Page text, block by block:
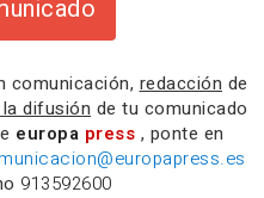
comunicación, redacción de
difusión de tu comunicado
europa press , ponte en
913592600